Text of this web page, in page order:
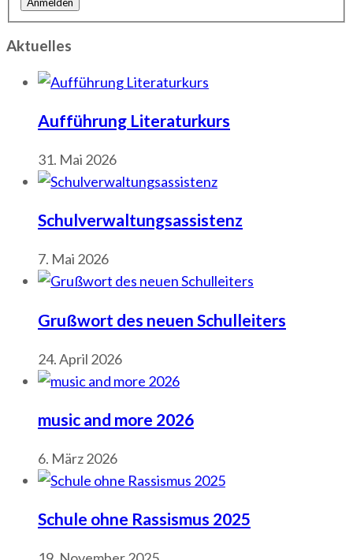
Aktuelles
Aufführung Literaturkurs
31. Mai 2026
Schulverwaltungsassistenz
7. Mai 2026
Grußwort des neuen Schulleiters
24. April 2026
music and more 2026
6. März 2026
Schule ohne Rassismus 2025